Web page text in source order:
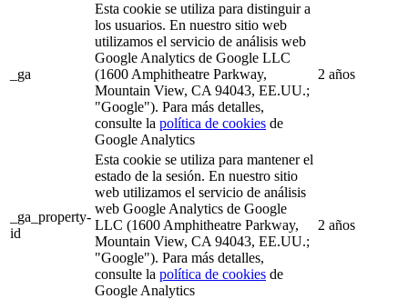
_ga
Esta cookie se utiliza para distinguir a
los usuarios. En nuestro sitio web
utilizamos el servicio de análisis web
Google Analytics de Google LLC
(1600 Amphitheatre Parkway,
Mountain View, CA 94043, EE.UU.;
"Google"). Para más detalles,
consulte la política de cookies de
Google Analytics
2 años
_ga_property-
id
Esta cookie se utiliza para mantener el
estado de la sesión. En nuestro sitio
web utilizamos el servicio de análisis
web Google Analytics de Google
LLC (1600 Amphitheatre Parkway,
Mountain View, CA 94043, EE.UU.;
"Google"). Para más detalles,
consulte la política de cookies de
Google Analytics
2 años